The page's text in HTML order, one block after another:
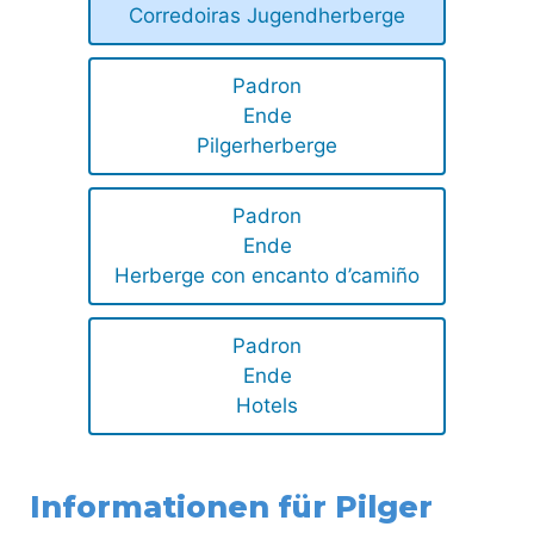
Corredoiras Jugendherberge
Padron
Ende
Pilgerherberge
Padron
Ende
Herberge con encanto d’camiño
Padron
Ende
Hotels
Informationen für Pilger